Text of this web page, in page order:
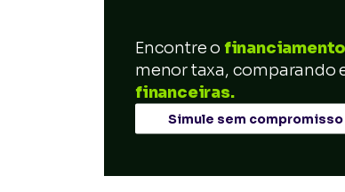
Encontre o financiamento
menor taxa, comparando
financeiras.
Simule sem compromisso